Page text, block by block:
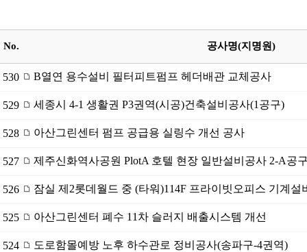
No. 공사명(지명원)
530 B열연 용수설비 필터피트펌프 헤더배관 교체공사
529 세종시 4-1 생활권 P3권역(시공)건축설비공사(1공구)
528 아산그린센터 펌프 공급용 실링수 개선 공사
527 제주신화역사공원 PlotA 호텔 현장 일반설비공사 2-A공
526 잠실 제2롯데월드 중 (타워)114F 프라이빗오피스 기계설
525 아산그린센터 폐수 11차 슬러지 배출시스템 개선
524 도로함몰예방 노후 하수관로 정비공사(송파구-4권역)